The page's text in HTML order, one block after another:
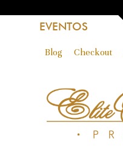
EVENTOS
Blog Checkout